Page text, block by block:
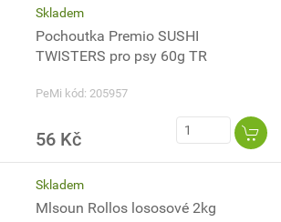
Skladem
Pochoutka Premio SUSHI
TWISTERS pro psy 60g TR
PeMi kód: 205957
56 Kč
Skladem
Mlsoun Rollos lososové 2kg